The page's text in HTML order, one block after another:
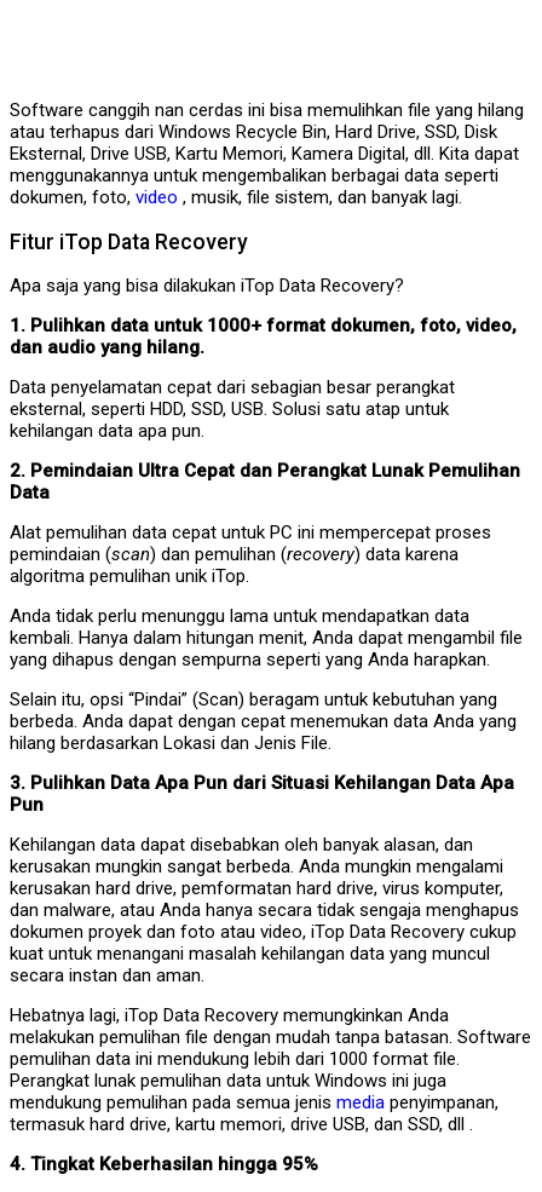
Software canggih nan cerdas ini bisa memulihkan file yang hilang
atau terhapus dari Windows Recycle Bin, Hard Drive, SSD, Disk
Eksternal, Drive USB, Kartu Memori, Kamera Digital, dll. Kita dapat
menggunakannya untuk mengembalikan berbagai data seperti
dokumen, foto, video , musik, file sistem, dan banyak lagi.
Fitur iTop Data Recovery
Apa saja yang bisa dilakukan iTop Data Recovery?
1. Pulihkan data untuk 1000+ format dokumen, foto, video,
dan audio yang hilang.
Data penyelamatan cepat dari sebagian besar perangkat
eksternal, seperti HDD, SSD, USB. Solusi satu atap untuk
kehilangan data apa pun.
2. Pemindaian Ultra Cepat dan Perangkat Lunak Pemulihan
Data
Alat pemulihan data cepat untuk PC ini mempercepat proses
pemindaian (scan) dan pemulihan (recovery) data karena
algoritma pemulihan unik iTop.
Anda tidak perlu menunggu lama untuk mendapatkan data
kembali. Hanya dalam hitungan menit, Anda dapat mengambil file
yang dihapus dengan sempurna seperti yang Anda harapkan.
Selain itu, opsi “Pindai” (Scan) beragam untuk kebutuhan yang
berbeda. Anda dapat dengan cepat menemukan data Anda yang
hilang berdasarkan Lokasi dan Jenis File.
3. Pulihkan Data Apa Pun dari Situasi Kehilangan Data Apa
Pun
Kehilangan data dapat disebabkan oleh banyak alasan, dan
kerusakan mungkin sangat berbeda. Anda mungkin mengalami
kerusakan hard drive, pemformatan hard drive, virus komputer,
dan malware, atau Anda hanya secara tidak sengaja menghapus
dokumen proyek dan foto atau video, iTop Data Recovery cukup
kuat untuk menangani masalah kehilangan data yang muncul
secara instan dan aman.
Hebatnya lagi, iTop Data Recovery memungkinkan Anda
melakukan pemulihan file dengan mudah tanpa batasan. Software
pemulihan data ini mendukung lebih dari 1000 format file.
Perangkat lunak pemulihan data untuk Windows ini juga
mendukung pemulihan pada semua jenis media penyimpanan,
termasuk hard drive, kartu memori, drive USB, dan SSD, dll .
4. Tingkat Keberhasilan hingga 95%